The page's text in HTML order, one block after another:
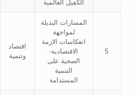
الكفيل العالمية
5
المسارات البديلة
لمواجهة
انعكاسات الازمة
الاقتصادية-
الصحية على
التنمية
المستدامة
اقتصاد
وتنمية